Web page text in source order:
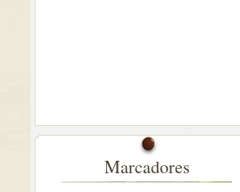
Marcadores